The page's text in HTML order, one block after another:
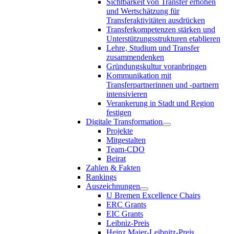
und Wertschätzung für
Transferaktivitäten ausdrücken
Transferkompetenzen stärken und
Unterstützungsstrukturen etablieren
Lehre, Studium und Transfer
zusammendenken
Gründungskultur voranbringen
Kommunikation mit
Transferpartnerinnen und -partnern
intensivieren
Verankerung in Stadt und Region
festigen
Digitale Transformation
Projekte
Mitgestalten
Team-CDO
Beirat
Zahlen & Fakten
Rankings
Auszeichnungen
U Bremen Excellence Chairs
ERC Grants
EIC Grants
Leibniz-Preis
Heinz Maier-Leibnitz-Preis